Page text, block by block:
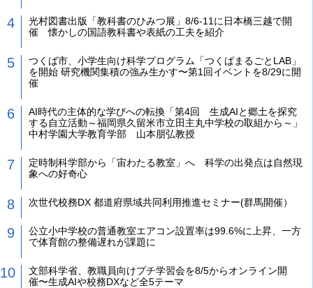
光村図書出版「教科書のひみつ展」8/6-11に日本橋三越で開
催 懐かしの国語教科書や表紙の工夫を紹介
つくば市、小学生向け科学プログラム「つくばまるごとLAB」
を開始 研究機関集積の強み生かす〜第1回イベントを8/29に開
催
AI時代の主体的な学びへの転換「第4回 生成AIと郷土を探究
する自立活動～福岡県久留米市立田主丸中学校の取組から～」
中村学園大学教育学部 山本朋弘教授
定時制科学部から「宙わたる教室」へ 科学の出発点は自然現
象への好奇心
次世代校務DX 都道府県域共同利用推進セミナー(群馬開催）
公立小中学校の普通教室エアコン設置率は99.6%に上昇、一方
で体育館の整備遅れが課題に
文部科学省、教職員向けプチ学習会を8/5からオンライン開
催〜生成AIや校務DXなど全5テーマ